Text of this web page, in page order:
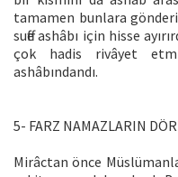
tamamen bunlara
suffe ashâbı için hisse
çok hadis rivâyet
ashâbındandı.
5- FARZ NAMAZLARIN
Mirâctan önce